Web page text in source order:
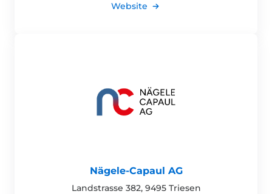
Website
Nägele-Capaul AG
Landstrasse 382, 9495 Triesen